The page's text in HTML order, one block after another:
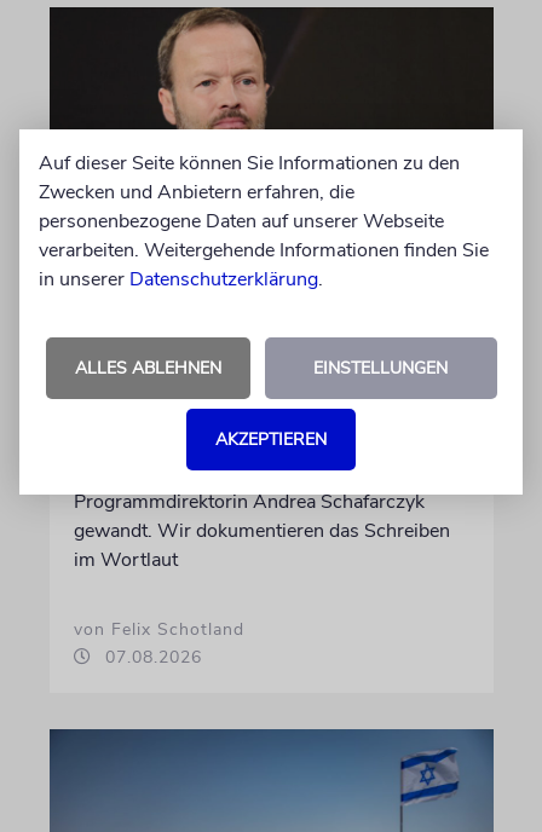
Glaubwürdigkeit des ÖRR
untergräbt
Nach dem X-Post des Journalisten hat sich
Felix Schotland, Vorstand der Synagogen-
Gemeinde Köln, an WDR-
Programmdirektorin Andrea Schafarczyk
gewandt. Wir dokumentieren das Schreiben
im Wortlaut
von Felix Schotland
07.08.2026
Auf dieser Seite können Sie Informationen zu den
Zwecken und Anbietern erfahren, die
personenbezogene Daten auf unserer Webseite
verarbeiten. Weitergehende Informationen finden Sie
in unserer Datenschutzerklärung.
ALLES ABLEHNEN EINSTELLUNGEN
AKZEPTIEREN